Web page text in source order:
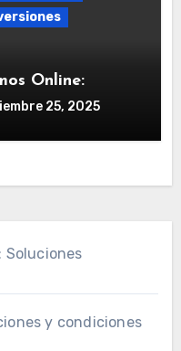
Online:
25, 2025
Soluciones
y condiciones